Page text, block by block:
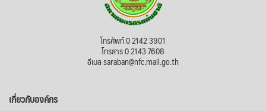
โทรศัพท์ 0 2142 3901
โทรสาร 0 2143 7608
อีเมล saraban@nfc.mail.go.th
เกี่ยวกับองค์กร